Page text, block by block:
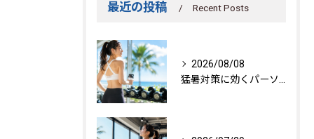
最近の投稿 Recent Posts
2026/08/08
猛暑対策に効くパーソナルトレーニング秘訣